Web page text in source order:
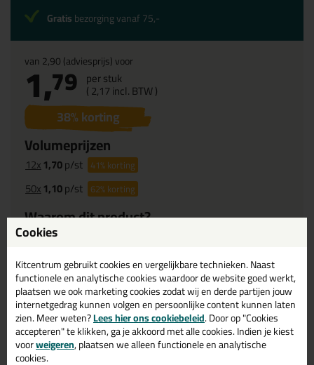
van2,90(adviesprijs) voor
1,79 per stuk
(2,17incl. BTW )
38% korting
Volumeprijzen
12x1,70p/st 41%korting
50x1,10p/st 62%korting
Waarom dit product?
Gratisbezorging vanaf 75,-
Waarom dit product?
Met4.5 sterrenbeoordeeld
Omschrijving Reviews (2)
Cookies
Kitcentrum gebruikt cookies en vergelijkbare technieken. Naast
functionele en analytische cookies waardoor de website goed werkt,
plaatsen we ook marketing cookies zodat wij en derde partijen jouw
internetgedrag kunnen volgen en persoonlijke content kunnen laten
zien. Meer weten?Lees hier ons cookiebeleid. Door op "Cookies
accepteren" te klikken, ga je akkoord met alle cookies. Indien je kiest
voorweigeren, plaatsen we alleen functionele en analytische
cookies.